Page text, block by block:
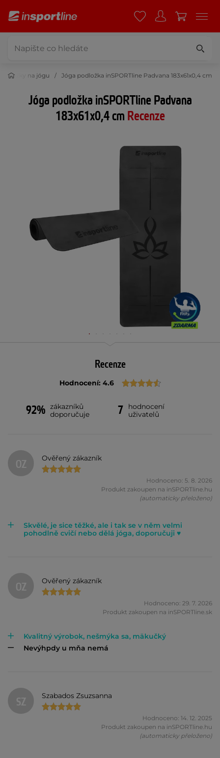
na jógu Jóga podložka inSPORTline Padvana 183x61x0,4 cm
Jóga podložka inSPORTline Padvana
183x61x0,4 cm Recenze
Recenze
Hodnocení: 4.6
92% zákazníků
doporučuje
7
hodnocení
uživatelů
OZ Ověřený zákazník
Hodnoceno: 5. 8. 2026
Produkt zakoupen na inSPORTline.hu
(automaticky přeloženo)
Skvělé, je sice těžké, ale i tak se v něm velmi
pohodlně cvičí nebo dělá jóga, doporučuji ♥️
OZ Ověřený zákazník
Hodnoceno: 29. 7. 2026
Produkt zakoupen na inSPORTline.sk
Kvalitný výrobok, nešmýka sa, mäkučký
Nevýhpdy u mňa nemá
SZ Szabados Zsuzsanna
Hodnoceno: 14. 12. 2025
Produkt zakoupen na inSPORTline.hu
(automaticky přeloženo)